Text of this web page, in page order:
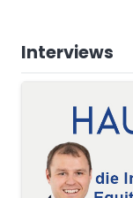
Interviews